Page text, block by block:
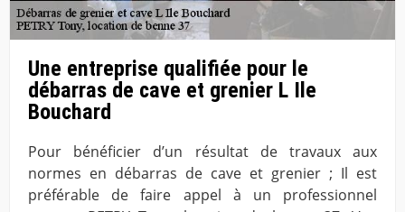
Une entreprise qualifiée pour le
débarras de cave et grenier L Ile
Bouchard
Pour bénéficier d’un résultat de travaux aux
normes en débarras de cave et grenier ; Il est
préférable de faire appel à un professionnel